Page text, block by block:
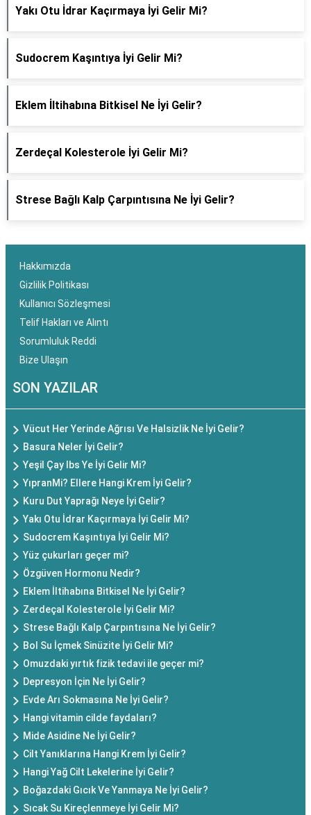
Yakı Otu İdrar Kaçırmaya İyi Gelir Mi?
Sudocrem Kaşıntıya İyi Gelir Mi?
Eklem İltihabına Bitkisel Ne İyi Gelir?
Zerdeçal Kolesterole İyi Gelir Mi?
Strese Bağlı Kalp Çarpıntısına Ne İyi Gelir?
Hakkımızda
Gizlilik Politikası
Kullanıcı Sözleşmesi
Telif Hakları ve Alıntı
Sorumluluk Reddi
Bize Ulaşın
SON YAZILAR
Vücut Her Yerinde Ağrısı Ve Halsizlik Ne İyi Gelir?
Basura Neler İyi Gelir?
Yeşil Çay Ibs Ye İyi Gelir Mi?
YıpranMi? Ellere Hangi Krem İyi Gelir?
Kuru Dut Yaprağı Neye İyi Gelir?
Yakı Otu İdrar Kaçırmaya İyi Gelir Mi?
Sudocrem Kaşıntıya İyi Gelir Mi?
Yüz çukurları geçer mi?
Özgüven Hormonu Nedir?
Eklem İltihabına Bitkisel Ne İyi Gelir?
Zerdeçal Kolesterole İyi Gelir Mi?
Strese Bağlı Kalp Çarpıntısına Ne İyi Gelir?
Bol Su İçmek Sinüzite İyi Gelir Mi?
Omuzdaki yırtık fizik tedavi ile geçer mi?
Depresyon İçin Ne İyi Gelir?
Evde Arı Sokmasına Ne İyi Gelir?
Hangi vitamin cilde faydaları?
Mide Asidine Ne İyi Gelir?
Cilt Yanıklarına Hangi Krem İyi Gelir?
Hangi Yağ Cilt Lekelerine İyi Gelir?
Boğazdaki Gıcık Ve Yanmaya Ne İyi Gelir?
Sıcak Su Kireçlenmeye İyi Gelir Mi?